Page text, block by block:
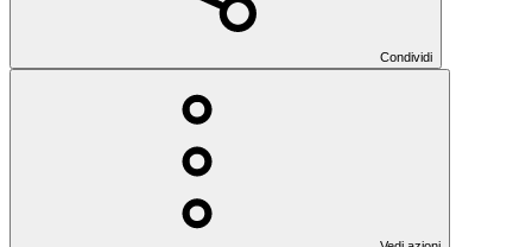
Condividi